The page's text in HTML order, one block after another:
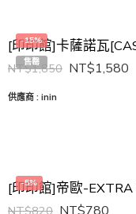
-15%
售罄
NT$1,850 NT$1,580
供應商 : inin
-5%